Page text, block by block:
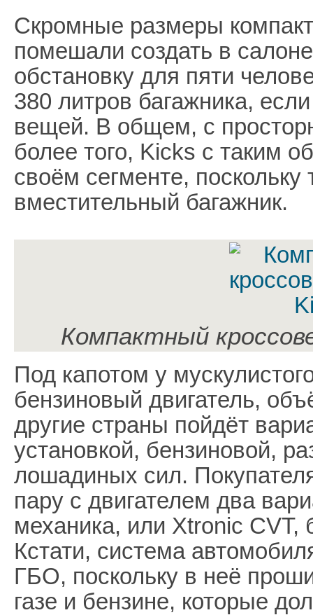
Скромные размеры
помешали создать в
обстановку для пяти
380 литров багажника,
вещей. В общем, с
более того, Kicks с таким
своём сегменте,
вместительный багажник.
Компактный
Под капотом у
бензиновый двигатель,
другие страны пойдёт
установкой, бензиновой,
лошадиных сил.
пару с двигателем два
механика, или Xtronic CVT,
Кстати, система
ГБО, поскольку в неё
газе и бензине, которые